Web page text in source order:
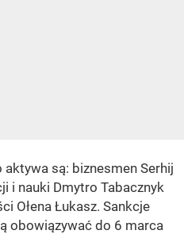
są: biznesmen Serhij
i nauki Dmytro Tabacznyk
Ołena Łukasz. Sankcje
obowiązywać do 6 marca